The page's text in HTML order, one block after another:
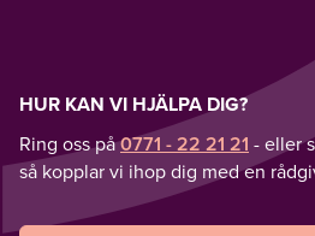
HUR KAN VI HJÄLPA DIG?
Ring oss på0771 - 22 21 21 - eller
så kopplar vi ihop dig med en